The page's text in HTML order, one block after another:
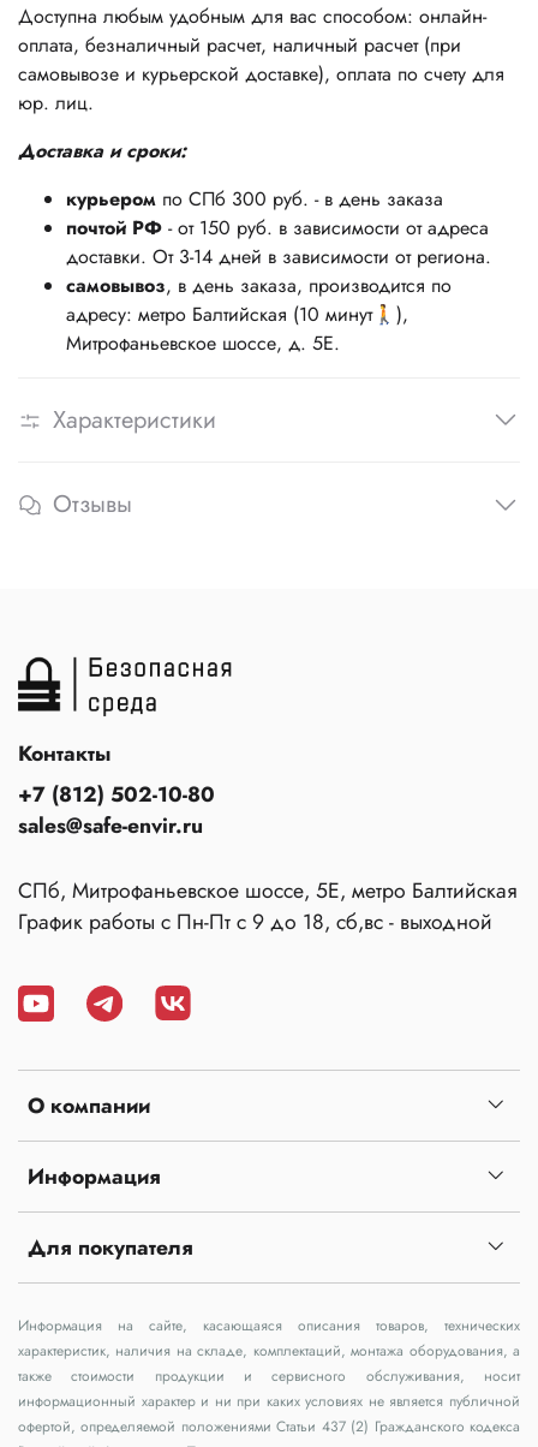
Доступна любым удобным для вас способом: онлайн-
оплата, безналичный расчет, наличный расчет (при
самовывозе и курьерской доставке), оплата по счету для
юр. лиц.
Доставка и сроки:
курьером по СПб 300 руб. - в день заказа
почтой РФ - от 150 руб. в зависимости от адреса
доставки. От 3-14 дней в зависимости от региона.
самовывоз, в день заказа, производится по
адресу: метро Балтийская (10 минут🚶),
Митрофаньевское шоссе, д. 5Е.
Характеристики
Отзывы
О компании
Информация
Для покупателя
Контакты
+7 (812) 502-10-80
sales@safe-envir.ru
СПб, Митрофаньевское шоссе, 5Е, метро Балтийская
График работы с Пн-Пт с 9 до 18, сб,вс - выходной
Информация на сайте, касающаяся описания товаров, технических
характеристик, наличия на складе, комплектаций, монтажа оборудования, а
также стоимости продукции и сервисного обслуживания, носит
информационный характер и ни при каких условиях не является публичной
офертой, определяемой положениями Статьи 437 (2) Гражданского кодекса